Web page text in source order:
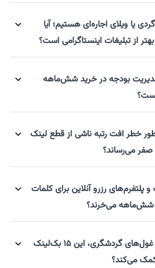
یا ویلای اجاره‌ای هستیم؛ آیا
بودجه در خرید شش‌ماهه
خطر افت رتبه ناشی از قطع لینک
پلتفرم‌های رزرو آنلاین برای کلمات
شش‌ماهه می‌خرند؟
در رقابت سنگین با غول‌های گردشگری، این ۱۵ بک‌لینک
می‌کند؟